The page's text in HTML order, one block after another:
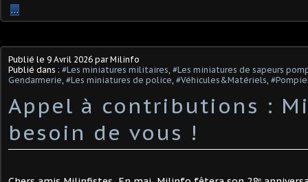
…
Publié le 9 Avril 2026 par Milinfo
Publié dans : #Les miniatures militaires, #Les miniatures de sapeurs
Gendarmerie, #Les miniatures de police, #Véhicules&Matériels,
Appel à contributions :
besoin de vous !